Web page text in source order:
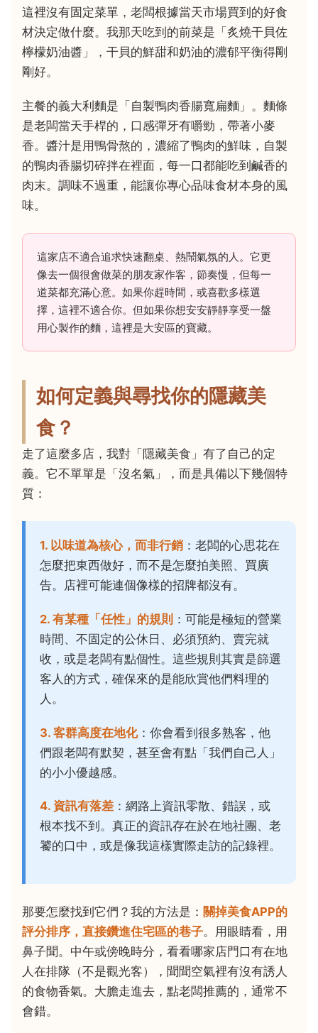
這裡沒有固定菜單，老闆根據當天市場買到的好食
材決定做什麼。我那天吃到的前菜是「炙燒干貝佐
檸檬奶油醬」，干貝的鮮甜和奶油的濃郁平衡得剛
剛好。
主餐的義大利麵是「自製鴨肉香腸寬扁麵」。麵條
是老闆當天手桿的，口感彈牙有嚼勁，帶著小麥
香。醬汁是用鴨骨熬的，濃縮了鴨肉的鮮味，自製
的鴨肉香腸切碎拌在裡面，每一口都能吃到鹹香的
肉末。調味不過重，能讓你專心品味食材本身的風
味。
這家店不適合追求快速翻桌、熱鬧氣氛的人。它更
像去一個很會做菜的朋友家作客，節奏慢，但每一
道菜都充滿心意。如果你趕時間，或喜歡多樣選
擇，這裡不適合你。但如果你想安安靜靜享受一盤
用心製作的麵，這裡是大安區的寶藏。
如何定義與尋找你的隱藏美
食？
走了這麼多店，我對「隱藏美食」有了自己的定
義。它不單單是「沒名氣」，而是具備以下幾個特
質：
1. 以味道為核心，而非行銷 ：老闆的心思花在
怎麼把東西做好，而不是怎麼拍美照、買廣
告。店裡可能連個像樣的招牌都沒有。
2. 有某種「任性」的規則 ：可能是極短的營業
時間、不固定的公休日、必須預約、賣完就
收，或是老闆有點個性。這些規則其實是篩選
客人的方式，確保來的是能欣賞他們料理的
人。
3. 客群高度在地化：你會看到很多熟客，他
們跟老闆有默契，甚至會有點「我們自己人」
的小小優越感。
4. 資訊有落差 ：網路上資訊零散、錯誤，或
根本找不到。真正的資訊存在於在地社團、老
饕的口中，或是像我這樣實際走訪的記錄裡。
那要怎麼找到它們？我的方法是： 關掉美食APP的
評分排序，直接鑽進住宅區的巷子。用眼睛看，用
鼻子聞。中午或傍晚時分，看看哪家店門口有在地
人在排隊（不是觀光客），聞聞空氣裡有沒有誘人
的食物香氣。大膽走進去，點老闆推薦的，通常不
會錯。